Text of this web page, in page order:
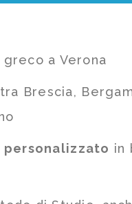
a Verona
Brescia,
personalizzato in